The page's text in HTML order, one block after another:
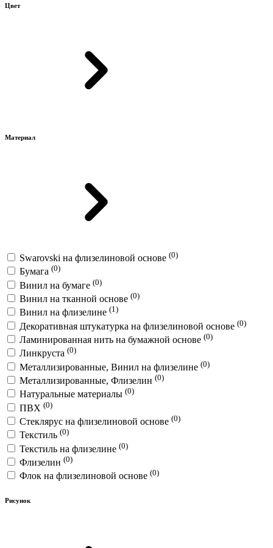
Цвет
Материал
Swarovski на флизелиновой основе (0)
Бумага (0)
Винил на бумаге (0)
Винил на тканной основе (0)
Винил на флизелине (1)
Декоративная штукатурка на флизелиновой основе (0)
Ламинированная нить на бумажной основе (0)
Линкруста (0)
Металлизированные, Винил на флизелине (0)
Металлизированные, Флизелин (0)
Натуральные материалы (0)
ПВХ (0)
Стеклярус на флизелиновой основе (0)
Текстиль (0)
Текстиль на флизелине (0)
Флизелин (0)
Флок на флизелиновой основе (0)
Рисунок